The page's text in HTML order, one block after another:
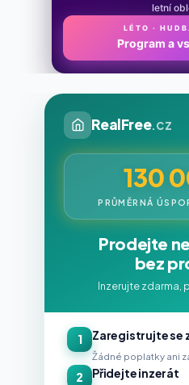
letní
LÉTO ·
Program a
RealFree.cz
130
PRŮMĚRNÁ
Prodejte
bez
Inzerujte zdarma,
1 Zaregistrujte se
Žádné poplatky ani
2 Přidejte inzerát